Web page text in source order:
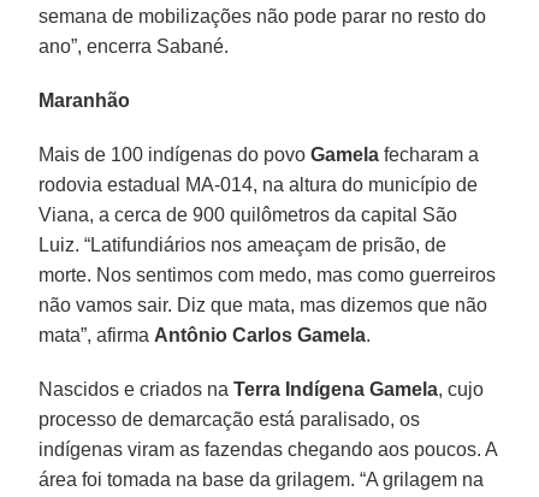
semana de mobilizações não pode parar no resto do
ano”, encerra Sabané.
Maranhão
Mais de 100 indígenas do povoGamela fecharam a
rodovia estadual MA-014, na altura do município de
Viana, a cerca de 900 quilômetros da capital São
Luiz. “Latifundiários nos ameaçam de prisão, de
morte. Nos sentimos com medo, mas como guerreiros
não vamos sair. Diz que mata, mas dizemos que não
mata”, afirma Antônio Carlos Gamela.
Nascidos e criados naTerra Indígena Gamela, cujo
processo de demarcação está paralisado, os
indígenas viram as fazendas chegando aos poucos. A
área foi tomada na base da grilagem. “A grilagem na